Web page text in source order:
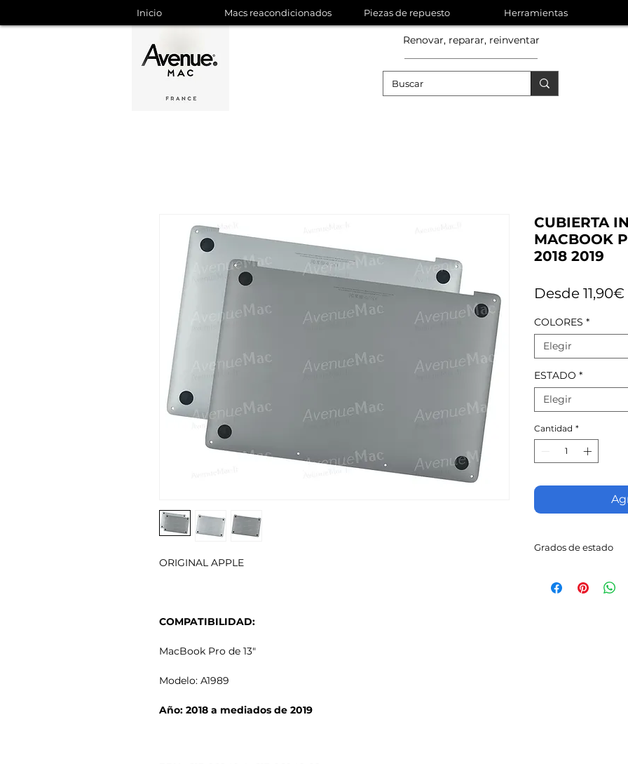
Renovar, reparar, reinventar
Inicio Macs reacondicionados Piezas de repuesto Herramientas
ORIGINAL APPLE
COMPATIBILIDAD:
MacBook Pro de 13"
Modelo: A1989
Año: 2018 a mediados de 2019
CUBIERTA
MACBOOK
2018 2019
Desde 11,90€
COLORES *
Elegir
ESTADO *
Elegir
Cantidad *
Grados de estado
Puede